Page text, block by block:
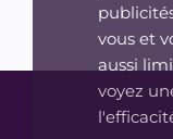
vous et
aussi
voyez